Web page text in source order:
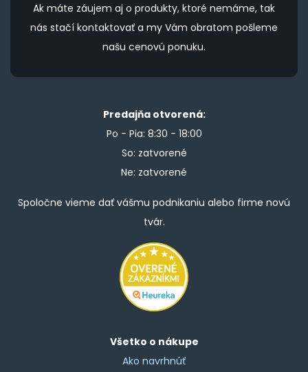
Ak máte záujem aj o produkty, ktoré nemáme, tak
nás stačí kontaktovať a my Vám obratom pošleme
našu cenovú ponuku.
Predajňa otvorená:
Po - Pia: 8:30 - 18:00
So: zatvorené
Ne: zatvorené
Spoločne vieme dať vášmu podnikaniu alebo firme novú
tvár.
Všetko o nákupe
Ako navrhnúť